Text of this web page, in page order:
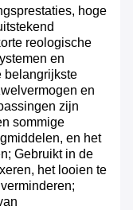
hoge
reologische
en
belangrijkste
en
zijn
sommige
en het
Gebruikt in de
het looien te